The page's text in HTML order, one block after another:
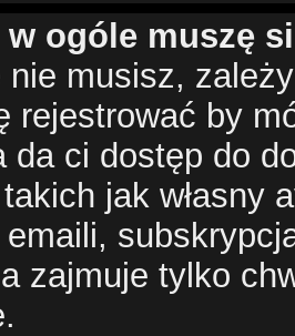
w ogóle muszę
nie musisz,
rejestrować by
da ci dostęp do
jak własny
emaili,
zajmuje tylko